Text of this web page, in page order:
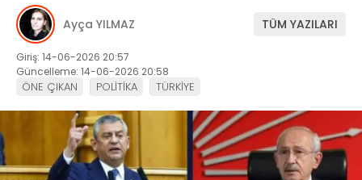
Ayça YILMAZ TÜM YAZILARI
Giriş: 14-06-2026 20:57
Güncelleme: 14-06-2026 20:58
ÖNE ÇIKAN POLİTİKA TÜRKİYE